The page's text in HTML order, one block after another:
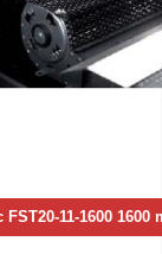
11-1600 1600